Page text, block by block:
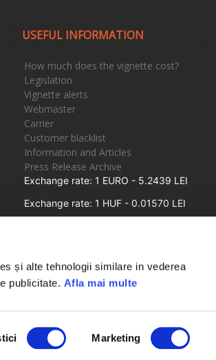
și alte tehnologii similare in vederea
publicitate. Afla mai multe
Marketing
USEFUL INFORMATION
How much does the vignette cost?
Legislation
Vignette alerts
Webmaster
Carrier
Customer blacklist
Information and Articles
Press Release Archive
Exchange rate: 1 EURO - 5.2439 LEI
Exchange rate: 1 HUF - 0.01570 LEI
Privacy policy Contact